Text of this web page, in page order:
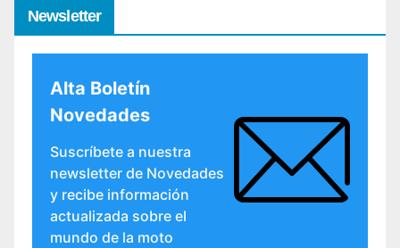
Newsletter
Alta Boletín
Novedades
Suscríbete a nuestra
newsletter de Novedades
y recibe información
actualizada sobre el
mundo de la moto